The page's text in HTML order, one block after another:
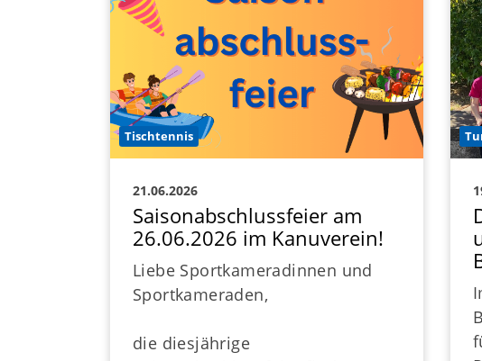
Tischtennis
21.06.2026
Saisonabschlussfeier am
26.06.2026 im Kanuverein!
Liebe Sportkameradinnen und
Sportkameraden,
die diesjährige